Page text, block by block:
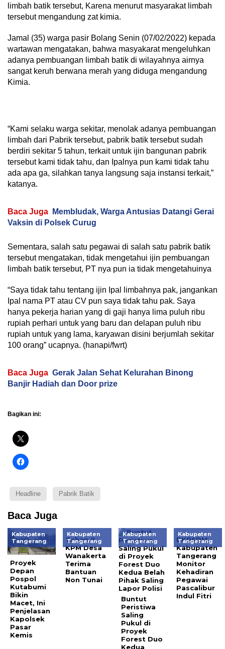
limbah batik tersebut, Karena menurut masyarakat limbah
tersebut mengandung zat kimia.
Jamal (35) warga pasir Bolang Senin (07/02/2022) kepada
wartawan mengatakan, bahwa masyakarat mengeluhkan
adanya pembuangan limbah batik di wilayahnya airnya
sangat keruh berwana merah yang diduga mengandung
Kimia.
“Kami selaku warga sekitar, menolak adanya pembuangan
limbah dari Pabrik tersebut, pabrik batik tersebut sudah
berdiri sekitar 5 tahun, terkait untuk ijin bangunan pabrik
tersebut kami tidak tahu, dan Ipalnya pun kami tidak tahu
ada apa ga, silahkan tanya langsung saja instansi terkait,”
katanya.
Baca Juga
Membludak, Warga Antusias Datangi Gerai
Vaksin di Polsek Curug
Sementara, salah satu pegawai di salah satu pabrik batik
tersebut mengatakan, tidak mengetahui ijin pembuangan
limbah batik tersebut, PT nya pun ia tidak mengetahuinya
“Saya tidak tahu tentang ijin Ipal limbahnya pak, jangankan
Ipal nama PT atau CV pun saya tidak tahu pak. Saya
hanya pekerja harian yang di gaji hanya lima puluh ribu
rupiah perhari untuk yang baru dan delapan puluh ribu
rupiah untuk yang lama, karyawan disini berjumlah sekitar
100 orang” ucapnya. (hanapi/fwrt)
Baca Juga Gerak Jalan Sehat Kelurahan Binong
Banjir Hadiah dan Door prize
Bagikan ini:
Headline Pabrik Batik
Baca Juga
Kabupaten
Tangerang
Proyek
Depan
Pospol
Kutabumi
Bikin
Macet, Ini
Penjelasan
Kapolsek
Pasar
Kemis
Kabupaten
Tangerang
Tahap II
KPM Desa
Wanakerta
Terima
Bantuan
Non Tunai
Kabupaten
Tangerang
Buntut
Peristiwa
Saling
Pukul di
Proyek
Forest Duo
Kedua
Kabupaten
Tangerang
BKPSDM
Kabupaten
Tangerang
Monitor
Kehadiran
Pegawai
Pascalibur
Indul Fitri